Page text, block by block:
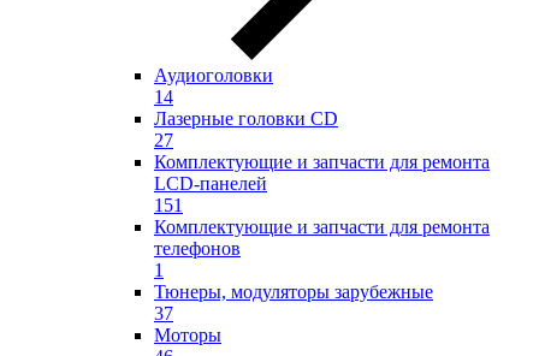
Аудиоголовки
14
Лазерные головки CD
27
Комплектующие и запчасти для ремонта
LCD-панелей
151
Комплектующие и запчасти для ремонта
телефонов
1
Тюнеры, модуляторы зарубежные
37
Моторы